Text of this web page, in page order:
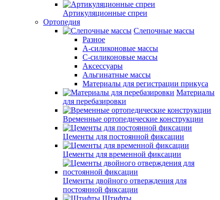
Артикуляционные спреи
Ортопедия
Слепочные массы
Разное
А-силиконовые массы
С-силиконовые массы
Аксессуары
Альгинатные массы
Материалы для регистрации прикуса
Материалы
для перебазировки
Временные ортопедические конструкции
Цементы для постоянной фиксации
Цементы для временной фиксации
Цементы двойного отверждения для
постоянной фиксации
Штифты